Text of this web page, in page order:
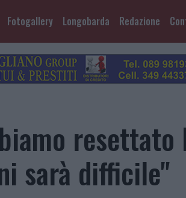
Fotogallery Longobarda Redazione
sarà difficile"